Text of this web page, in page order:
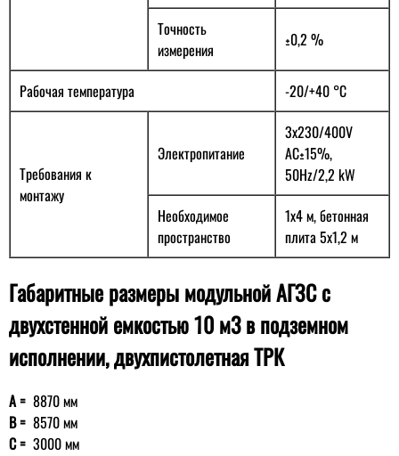
Точность
измерения
±0,2 %
Рабочая температура -20/+40 °C
Требования к
монтажу
Электропитание
3x230/400V
AC±15%,
50Hz/2,2 kW
Необходимое
пространство
1x4 м, бетонная
плита 5x1,2 м
Габаритные размеры модульной АГЗС с
двухстенной емкостью 10 м3 в подземном
исполнении, двухпистолетная ТРК
А = 8870 мм
В = 8570 мм
С = 3000 мм